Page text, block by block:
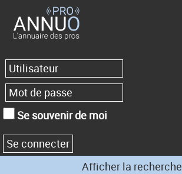
Se souvenir de moi
Afficher la recherche